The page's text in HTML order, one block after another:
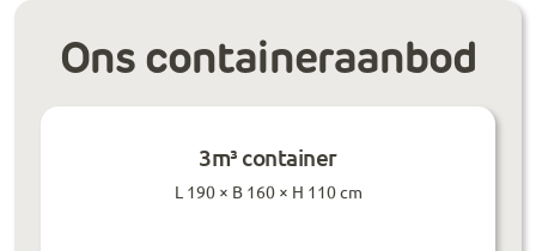
Ons containeraanbod
3m³ container
L 190 × B 160 × H 110 cm